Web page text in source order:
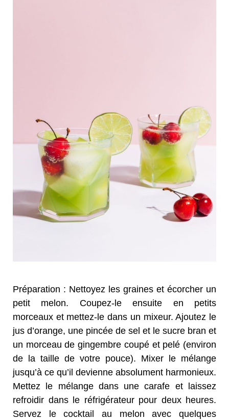
Préparation : Nettoyez les graines et écorcher un
petit melon. Coupez-le ensuite en petits
morceaux et mettez-le dans un mixeur. Ajoutez le
jus d’orange, une pincée de sel et le sucre bran et
un morceau de gingembre coupé et pelé (environ
de la taille de votre pouce). Mixer le mélange
jusqu’à ce qu’il devienne absolument harmonieux.
Mettez le mélange dans une carafe et laissez
refroidir dans le réfrigérateur pour deux heures.
Servez le cocktail au melon avec quelques